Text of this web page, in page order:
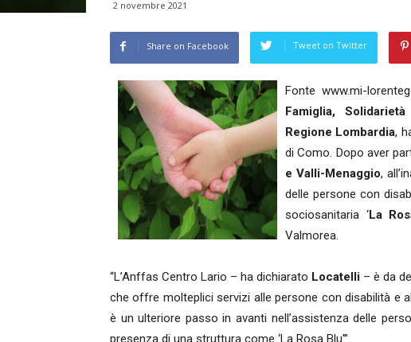
2 novembre 2021
Share on Facebook Tweet on Twitter
Fonte www.mi-
Famiglia,
Regione Lombardia,
di Como. Dopo aver
e Valli-Menaggio,
delle persone con
sociosanitaria ‘La
Valmorea.
“L’Anffas Centro Lario – ha dichiarato Locatelli – è da
che offre molteplici servizi alle persone con disabilità e
è un ulteriore passo in avanti nell’assistenza delle